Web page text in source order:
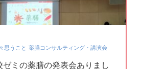
思うこと 薬膳コンサルティング・講演会
ミの薬膳の発表会ありまし